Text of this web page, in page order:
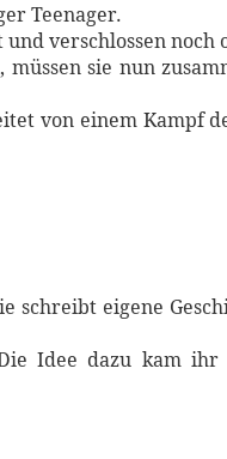
Teenager.
verschlossen noch
sie nun
von einem Kampf
schreibt eigene
Idee dazu kam ihr